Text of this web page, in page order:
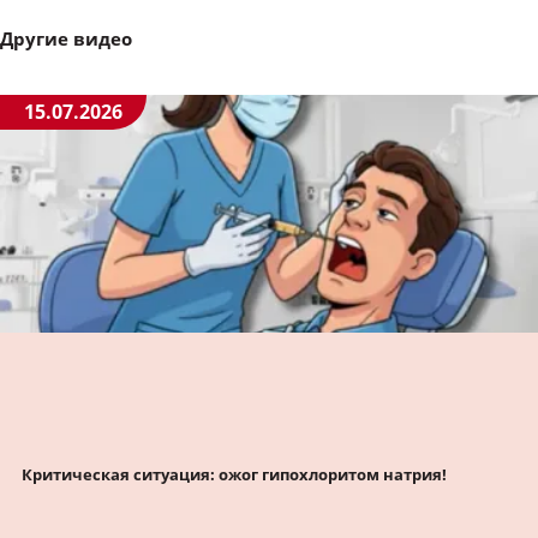
Другие видео
15.07.2026
Критическая ситуация: ожог гипохлоритом натрия!